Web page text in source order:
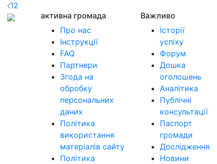
12
активна громада
Про нас
Інструкції
FAQ
Партнери
Згода на
обробку
персональних
даних
Політика
використання
матеріалів сайту
Політика
Важливо
Історії
успіху
Форум
Дошка
оголошень
Аналітика
Публічні
консультації
Паспорт
громади
Дослідження
Новини